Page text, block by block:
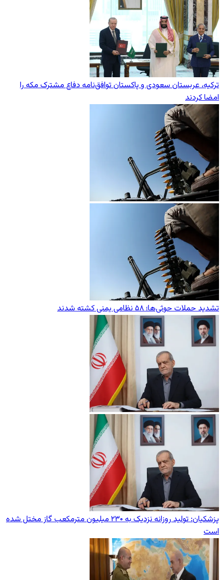
ترکیه، عربستان سعودی و پاکستان توافق‌نامه دفاع مشترک مکه را
امضا کردند
تشدید حملات حوثی‌ها؛ ۵۸ نظامی یمنی کشته شدند
پزشکیان: تولید روزانه نزدیک به ۲۳۰ میلیون مترمکعب گاز مختل شده
است